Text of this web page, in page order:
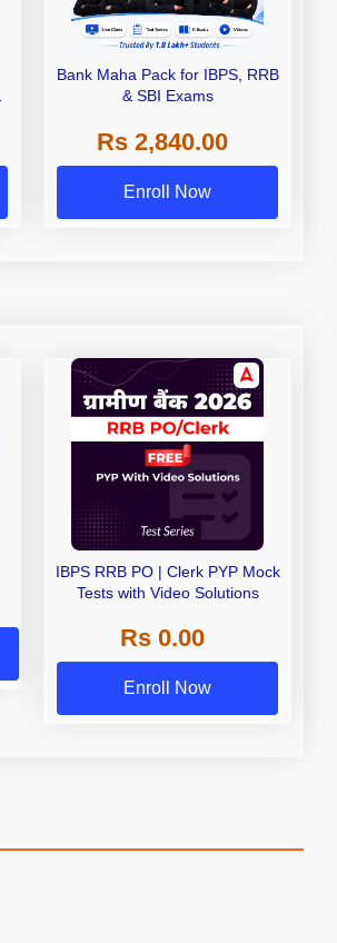
Bank Maha Pack for IBPS, RRB
& SBI Exams
Rs 2,840.00
Enroll Now
IBPS RRB PO | Clerk PYP Mock
Tests with Video Solutions
Rs 0.00
Enroll Now